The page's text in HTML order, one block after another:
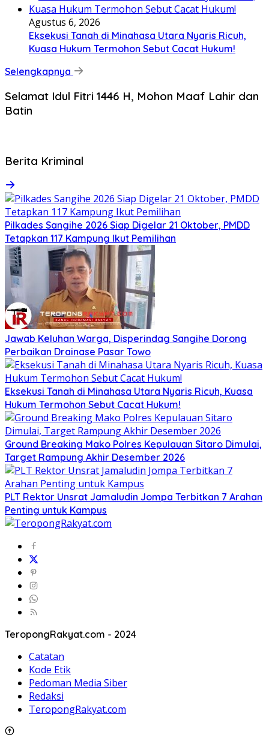
Agustus 6, 2026
Eksekusi Tanah di Minahasa Utara Nyaris Ricuh,
Kuasa Hukum Termohon Sebut Cacat Hukum!
Selengkapnya
Selamat Idul Fitri 1446 H, Mohon Maaf Lahir dan
Batin
Berita Kriminal
Pilkades Sangihe 2026 Siap Digelar 21 Oktober, PMDD
Tetapkan 117 Kampung Ikut Pemilihan
Jawab Keluhan Warga, Disperindag Sangihe Dorong
Perbaikan Drainase Pasar Towo
Eksekusi Tanah di Minahasa Utara Nyaris Ricuh, Kuasa
Hukum Termohon Sebut Cacat Hukum!
Ground Breaking Mako Polres Kepulauan Sitaro Dimulai,
Target Rampung Akhir Desember 2026
​PLT Rektor Unsrat Jamaludin Jompa Terbitkan 7 Arahan
Penting untuk Kampus
TeropongRakyat.com - 2024
Catatan
Kode Etik
Pedoman Media Siber
Redaksi
TeropongRakyat.com